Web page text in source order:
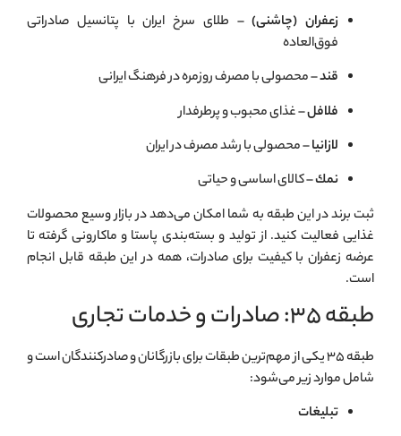
زعفران (چاشنی)– طلای سرخ ایران با پتانسیل صادراتی
فوق‌العاده
قند– محصولی با مصرف روزمره در فرهنگ ایرانی
فلافل– غذای محبوب و پرطرفدار
لازانيا– محصولی با رشد مصرف در ایران
نمك– کالای اساسی و حیاتی
ثبت برند در این طبقه به شما امکان می‌دهد در بازار وسیع محصولات
غذایی فعالیت کنید. از تولید و بسته‌بندی پاستا و ماکارونی گرفته تا
عرضه زعفران با کیفیت برای صادرات، همه در این طبقه قابل انجام
است.
طبقه ۳۵: صادرات و خدمات تجاری
طبقه ۳۵ یکی از مهم‌ترین طبقات برای بازرگانان و صادرکنندگان است و
شامل موارد زیر می‌شود:
تبلیغات